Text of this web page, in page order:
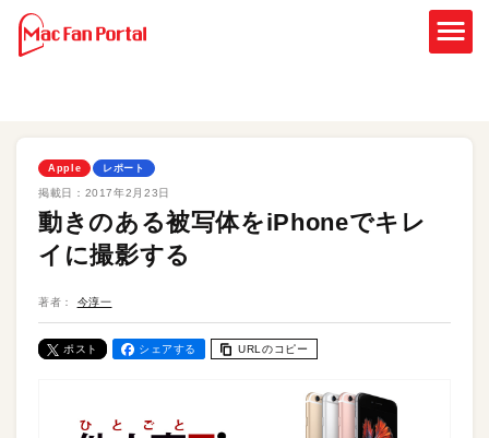
Apple レポート
掲載日： 2017年2月23日
動きのある被写体をiPhoneでキレ
イに撮影する
著者： 今淳一
ポスト シェアする URLのコピー